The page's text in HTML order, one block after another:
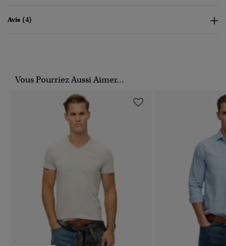
Avis (4)
Vous Pourriez Aussi Aimer...